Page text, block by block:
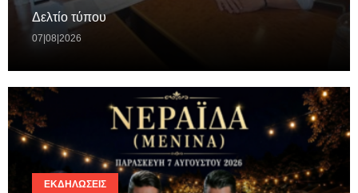
Δελτίο τύπου
07|08|2026
ΕΚΔΗΛΏΣΕΙΣ